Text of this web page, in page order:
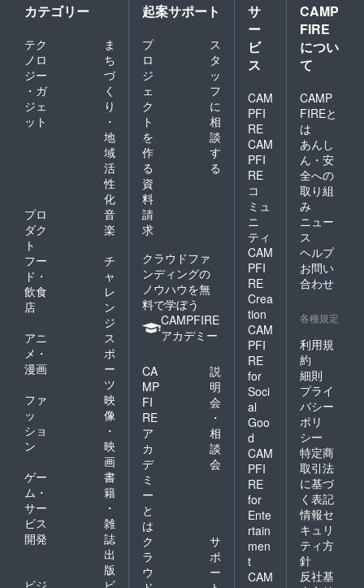
カテゴリー
テク
ノロ
ジー
・ガ
ジェ
ット
ま
ち
づ
く
り
・
地
域
活
性
化
プロ
ダク
ト
音
楽
フー
ド・
飲食
店
チ
ャ
レ
ン
ジ
アニ
メ・
漫画
ス
ポ
ー
ツ
ファ
ッ
ショ
ン
映
像
・
映
画
ゲー
ム・
サー
ビス
開発
書
籍
・
雑
誌
出
版
ビジ
ビ
起案サポート
プ
ロ
ジ
ェ
ク
ト
を
作
る
ス
タ
ッ
フ
に
相
談
す
る
資
料
請
求
クラウドファ
ンディングの
ノウハウを無
料で学ぼう
CAMPFIRE
アカデミー
CA
MP
FI
RE
ア
カ
デ
ミ
ー
と
は
説
明
会
・
相
談
会
ク
ラ
ウ
サ
ポ
ー
サ
ー
ビ
ス
CAM
PFI
RE
CAM
PFI
RE
コ
ミュ
ニ
ティ
CAM
PFI
RE
Crea
tion
CAM
PFI
RE
for
Soci
al
Goo
d
CAM
PFI
RE
for
Ente
rtain
men
t
CAM
CAMP
FIRE
につい
て
CAMP
FIREと
は
あんし
ん・安
全への
取り組
み
ニュー
ス
ヘルプ
お問い
合わせ
各種規定
利用規
約
細則
プライ
バシー
ポリ
シー
特定商
取引法
に基づ
く表記
情報セ
キュリ
ティ方
針
反社基